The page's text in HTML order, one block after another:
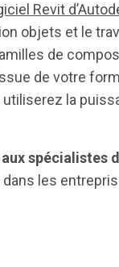
Revit
objets et le
de
de votre
utiliserez la
spécialistes
dans les